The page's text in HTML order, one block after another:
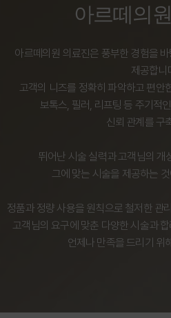
아르떼의
아르떼의원 의료진은 풍부한 경험을
제공합니
고객의 니즈를 정확히 파악하고 편안
보톡스, 필러, 리프팅 등 주기적
신뢰 관계를 구
뛰어난 시술 실력과 고객님의 개
그에 맞는 시술을 제공하는
정품과 정량 사용을 원칙으로 철저한 관
고객님의 요구에 맞춘 다양한 시술과
언제나 만족을 드리기 위